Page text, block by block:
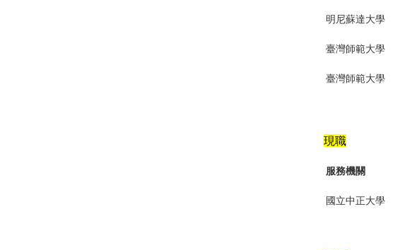
明尼蘇達大學
臺灣師範大學
臺灣師範大學
現職
服務機關
國立中正大學